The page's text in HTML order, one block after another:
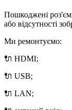
Пошкоджені
або відсутності
Ми ремонтуємо:
🔌 HDMI;
🔌 USB;
🔌 LAN;